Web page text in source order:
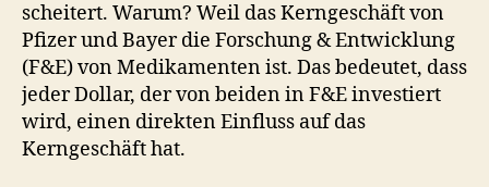
scheitert. Warum? Weil das Kerngeschäft von
Pfizer und Bayer die Forschung & Entwicklung
(F&E) von Medikamenten ist. Das bedeutet, dass
jeder Dollar, der von beiden in F&E investiert
wird, einen direkten Einfluss auf das
Kerngeschäft hat.